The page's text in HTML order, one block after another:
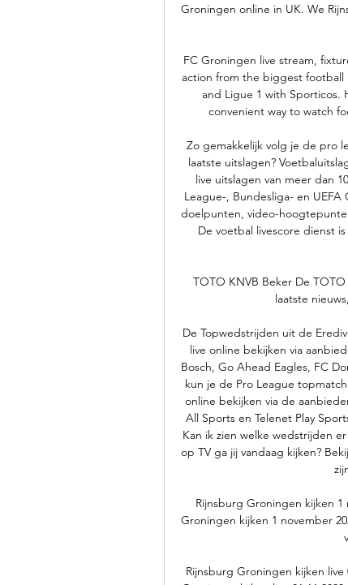
Groningen online in UK. We
FC Groningen live stream,
action from the biggest football
and Ligue 1 with Sporticos.
convenient way to watch
Zo gemakkelijk volg je de pro
laatste uitslagen?
live uitslagen van meer dan
League-, Bundesliga- en
doelpunten, video-
De voetbal livescore dienst
TOTO KNVB Beker De
laatste
De Topwedstrijden uit de
live online bekijken via
Bosch, Go Ahead Eagles, FC
kun je de Pro League
online bekijken via de
All Sports en Telenet Play
Kan ik zien welke wedstrijden
op TV ga jij vandaag kijken?
Rijnsburg Groningen kijken
Groningen kijken 1 november
Rijnsburg Groningen kijken